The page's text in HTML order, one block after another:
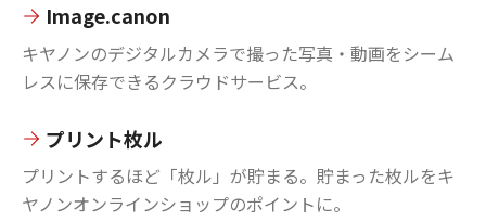
Image.canon
キヤノンのデジタルカメラで撮った写真・動画をシーム
レスに保存できるクラウドサービス。
プリント枚ル
プリントするほど「枚ル」が貯まる。貯まった枚ルをキ
ヤノンオンラインショップのポイントに。